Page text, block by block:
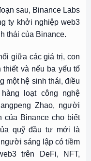
sau, Binance Labs
ty khởi nghiệp web3
thái của Binance.
giữa các giá trị, con
và nếu ba yếu tố
một hệ sinh thái, điều
loạt công nghệ
Zhao, người
của Binance cho biết
quỹ đầu tư mới là
sáng lập có tiềm
trên DeFi, NFT,